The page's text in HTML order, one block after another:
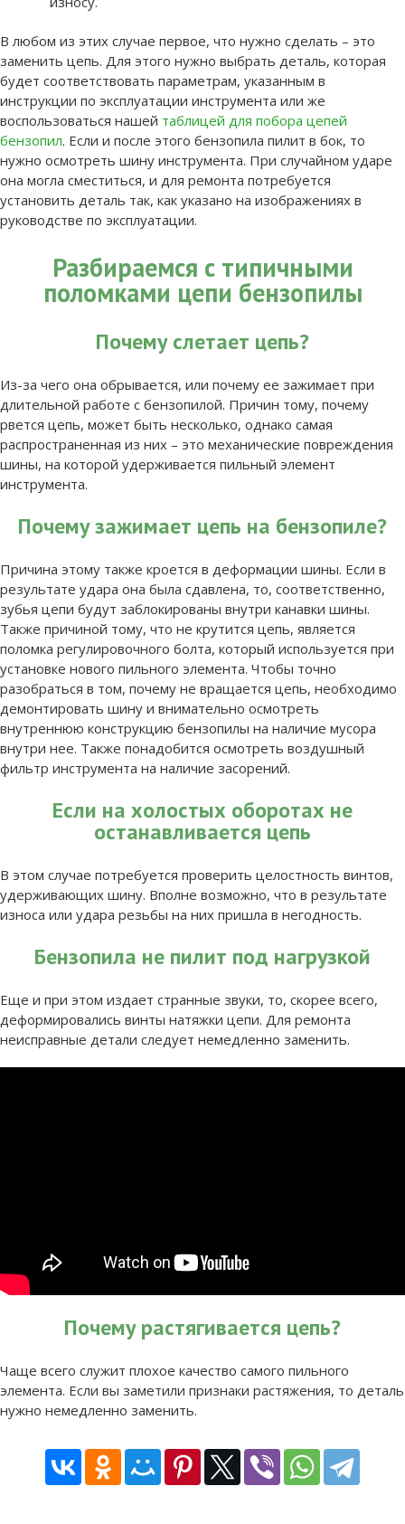
В любом из этих случае первое, что нужно сделать – это
заменить цепь. Для этого нужно выбрать деталь, которая
будет соответствовать параметрам, указанным в
инструкции по эксплуатации инструмента или же
воспользоваться нашей таблицей для побора цепей
бензопил. Если и после этого бензопила пилит в бок, то
нужно осмотреть шину инструмента. При случайном ударе
она могла сместиться, и для ремонта потребуется
установить деталь так, как указано на изображениях в
руководстве по эксплуатации.
Разбираемся с типичными
поломками цепи бензопилы
Почему слетает цепь?
Из-за чего она обрывается, или почему ее зажимает при
длительной работе с бензопилой. Причин тому, почему
рвется цепь, может быть несколько, однако самая
распространенная из них – это механические повреждения
шины, на которой удерживается пильный элемент
инструмента.
Почему зажимает цепь на бензопиле?
Причина этому также кроется в деформации шины. Если в
результате удара она была сдавлена, то, соответственно,
зубья цепи будут заблокированы внутри канавки шины.
Также причиной тому, что не крутится цепь, является
поломка регулировочного болта, который используется при
установке нового пильного элемента. Чтобы точно
разобраться в том, почему не вращается цепь, необходимо
демонтировать шину и внимательно осмотреть
внутреннюю конструкцию бензопилы на наличие мусора
внутри нее. Также понадобится осмотреть воздушный
фильтр инструмента на наличие засорений.
Если на холостых оборотах не
останавливается цепь
В этом случае потребуется проверить целостность винтов,
удерживающих шину. Вполне возможно, что в результате
износа или удара резьбы на них пришла в негодность.
Бензопила не пилит под нагрузкой
Еще и при этом издает странные звуки, то, скорее всего,
деформировались винты натяжки цепи. Для ремонта
неисправные детали следует немедленно заменить.
Почему растягивается цепь?
Чаще всего служит плохое качество самого пильного
элемента. Если вы заметили признаки растяжения, то деталь
нужно немедленно заменить.